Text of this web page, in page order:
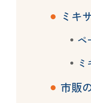
ミキ
ペ
市販